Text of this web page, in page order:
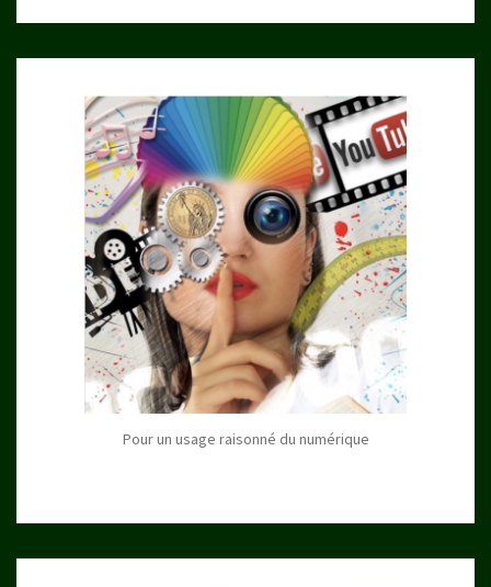
Pour un usage raisonné du numérique